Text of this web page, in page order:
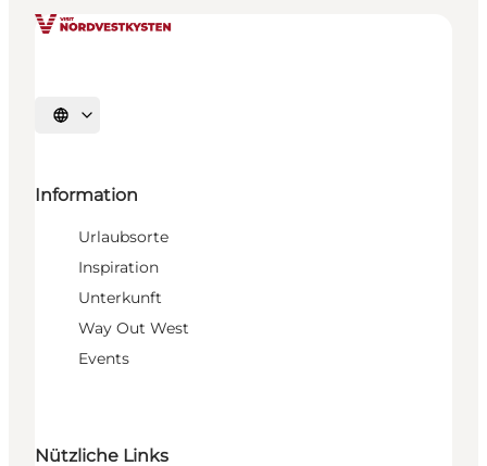
Sprache auswählen
Information
Urlaubsorte
Inspiration
Unterkunft
Way Out West
Events
Nützliche Links